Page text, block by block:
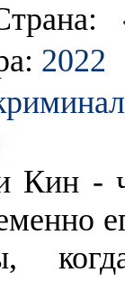
2022
-